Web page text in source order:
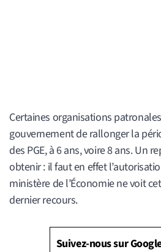
Certaines organisations
gouvernement de rallonger la
des PGE, à 6 ans, voire 8 ans. Un
obtenir : il faut en effet
ministère de l’Économie ne voit
dernier recours.
Suivez-nous sur